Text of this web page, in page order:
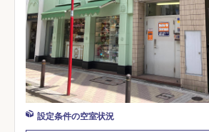
設定条件の空室状況